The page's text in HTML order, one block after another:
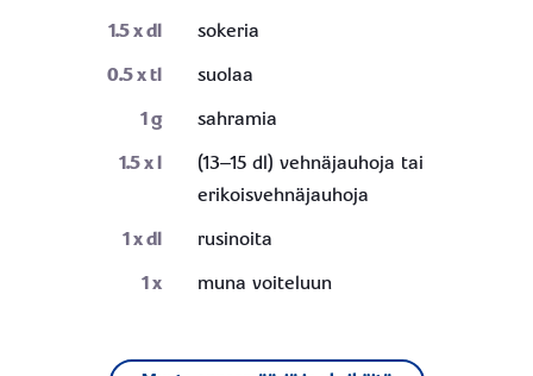
1.5x dl
sokeria
0.5x tl
suolaa
1g
sahramia
1.5x l
(13–15 dl) vehnäjauhoja tai
erikoisvehnäjauhoja
1x dl
rusinoita
1x muna voiteluun